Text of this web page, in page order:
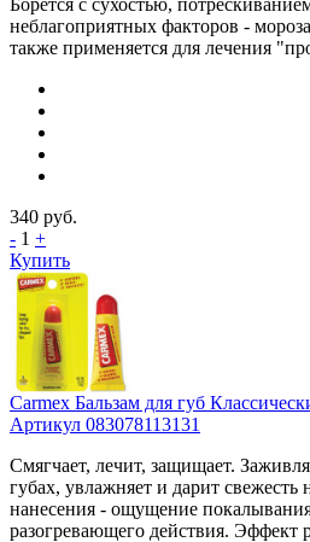
неблагоприятных факторов -
также применяется для лечения
340 руб.
- 1 +
Купить
Carmex Бальзам для губ
Артикул 083078113131
Смягчает, лечит, защищает.
губах, увлажняет и дарит свежесть
нанесения - ощущение
разогревающего действия. Эффект